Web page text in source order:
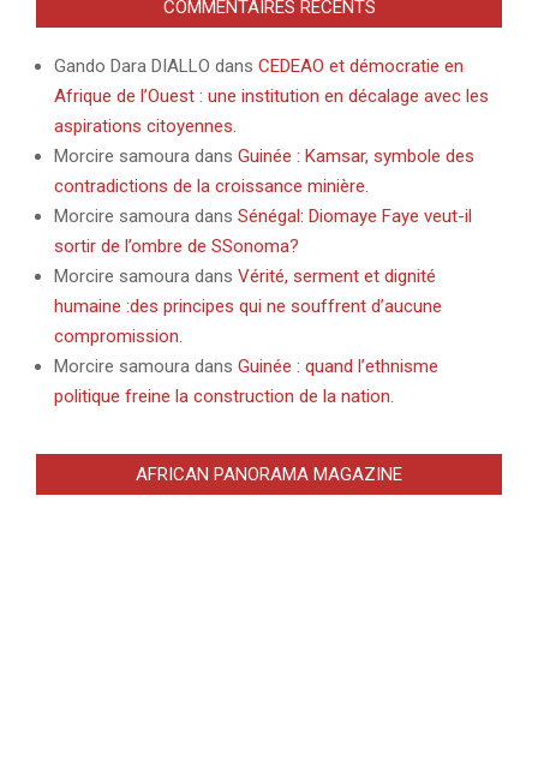
COMMENTAIRES RÉCENTS
Gando Dara DIALLO dans CEDEAO et démocratie en
Afrique de l’Ouest : une institution en décalage avec les
aspirations citoyennes.
Morcire samoura dans Guinée : Kamsar, symbole des
contradictions de la croissance minière.
Morcire samoura dans Sénégal: Diomaye Faye veut-il
sortir de l’ombre de SSonoma?
Morcire samoura dans Vérité, serment et dignité
humaine :des principes qui ne souffrent d’aucune
compromission.
Morcire samoura dans Guinée : quand l’ethnisme
politique freine la construction de la nation.
AFRICAN PANORAMA MAGAZINE